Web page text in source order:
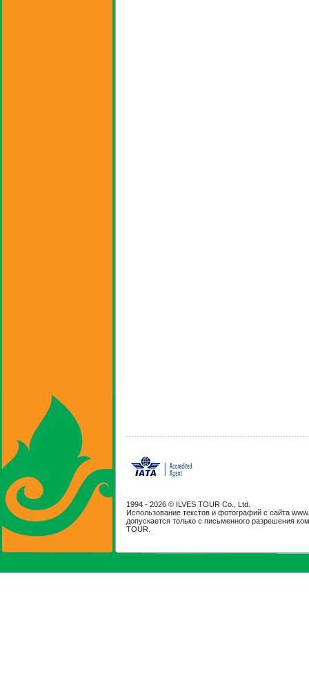
1994 - 2026 © ILVES TOUR Co., Ltd.
Использование текстов и фотографий с сайта
допускается только с письменного разрешения
TOUR.